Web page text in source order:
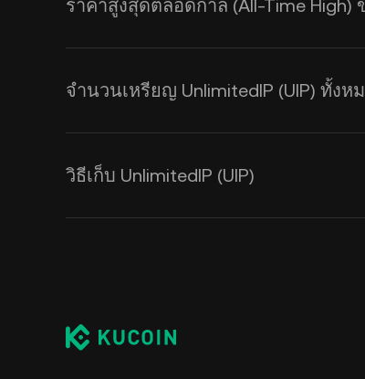
ราคาสูงสุดตลอดกาล (All-Time High)
จำนวนเหรียญ UnlimitedIP (UIP) ทั้งห
วิธีเก็บ UnlimitedIP (UIP)